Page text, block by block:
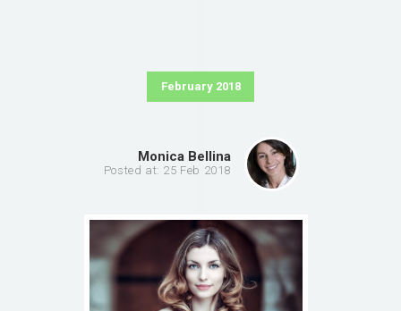
February 2018
Monica Bellina
Posted at: 25 Feb 2018